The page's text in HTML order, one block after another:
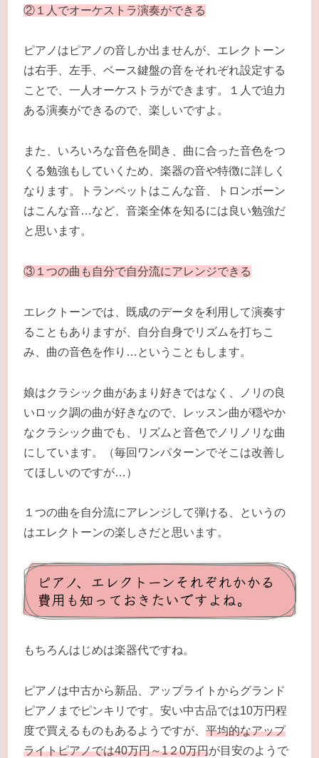
②１人でオーケストラ演奏ができる
ピアノはピアノの音しか出ませんが、エレクトーン
は右手、左手、ベース鍵盤の音をそれぞれ設定する
ことで、一人オーケストラができます。１人で迫力
ある演奏ができるので、楽しいですよ。
また、いろいろな音色を聞き、曲に合った音色をつ
くる勉強もしていくため、楽器の音や特徴に詳しく
なります。トランペットはこんな音、トロンボーン
はこんな音…など、音楽全体を知るには良い勉強だ
と思います。
③１つの曲も自分で自分流にアレンジできる
エレクトーンでは、既成のデータを利用して演奏す
ることもありますが、自分自身でリズムを打ちこ
み、曲の音色を作り…ということもします。
娘はクラシック曲があまり好きではなく、ノリの良
いロック調の曲が好きなので、レッスン曲が穏やか
なクラシック曲でも、リズムと音色でノリノリな曲
にしています。（毎回ワンパターンでそこは改善し
てほしいのですが…）
１つの曲を自分流にアレンジして弾ける、というの
はエレクトーンの楽しさだと思います。
ピアノ、エレクトーンそれぞれかかる
費用も知っておきたいですよね。
もちろんはじめは楽器代ですね。
ピアノは中古から新品、アップライトからグランド
ピアノまでピンキリです。安い中古品では10万円程
度で買えるものもあるようですが、 平均的なアップ
ライトピアノでは40万円～1２0万円が目安のようで